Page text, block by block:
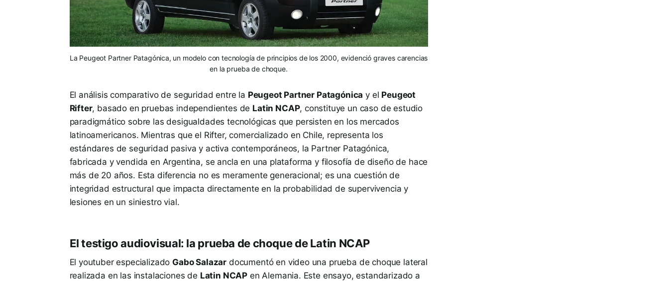
La Peugeot Partner Patagónica, un modelo con tecnología de principios de los 2000, evidenció graves carencias
en la prueba de choque.
El análisis comparativo de seguridad entre la Peugeot Partner Patagónica y el Peugeot
Rifter, basado en pruebas independientes de Latin NCAP, constituye un caso de estudio
paradigmático sobre las desigualdades tecnológicas que persisten en los mercados
latinoamericanos. Mientras que el Rifter, comercializado en Chile, representa los
estándares de seguridad pasiva y activa contemporáneos, la Partner Patagónica,
fabricada y vendida en Argentina, se ancla en una plataforma y filosofía de diseño de hace
más de 20 años. Esta diferencia no es meramente generacional; es una cuestión de
integridad estructural que impacta directamente en la probabilidad de supervivencia y
lesiones en un siniestro vial.
El testigo audiovisual: la prueba de choque de Latin NCAP
El youtuber especializado Gabo Salazar documentó en video una prueba de choque lateral
realizada en las instalaciones de Latin NCAP en Alemania. Este ensayo, estandarizado a